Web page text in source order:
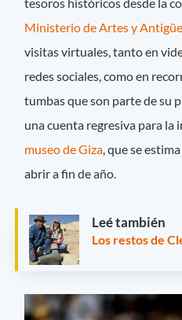
Ministerio de Artes y
visitas virtuales, tanto en
redes sociales, como en
tumbas que son parte de su
una cuenta regresiva para la
museo de Giza , que se
abrir a fin de año.
Leé también
Los restos de